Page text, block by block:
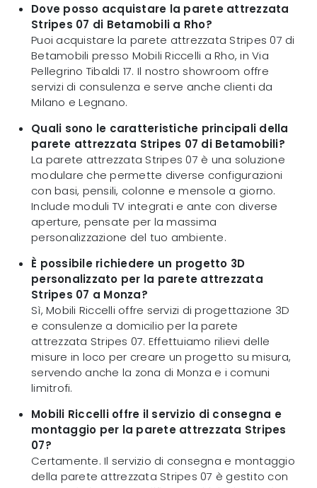
Dove posso acquistare la parete attrezzata
Stripes 07 di Betamobili a Rho?
Puoi acquistare la parete attrezzata Stripes 07 di
Betamobili presso Mobili Riccelli a Rho, in Via
Pellegrino Tibaldi 17. Il nostro showroom offre
servizi di consulenza e serve anche clienti da
Milano e Legnano.
Quali sono le caratteristiche principali della
parete attrezzata Stripes 07 di Betamobili?
La parete attrezzata Stripes 07 è una soluzione
modulare che permette diverse configurazioni
con basi, pensili, colonne e mensole a giorno.
Include moduli TV integrati e ante con diverse
aperture, pensate per la massima
personalizzazione del tuo ambiente.
È possibile richiedere un progetto 3D
personalizzato per la parete attrezzata
Stripes 07 a Monza?
Sì, Mobili Riccelli offre servizi di progettazione 3D
e consulenze a domicilio per la parete
attrezzata Stripes 07. Effettuiamo rilievi delle
misure in loco per creare un progetto su misura,
servendo anche la zona di Monza e i comuni
limitrofi.
Mobili Riccelli offre il servizio di consegna e
montaggio per la parete attrezzata Stripes
07?
Certamente. Il servizio di consegna e montaggio
della parete attrezzata Stripes 07 è gestito con